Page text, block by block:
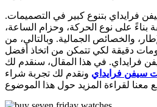
فرايداي بتنوع كبير في التصميمات.
بناءً على نوع الحركة، وحزام الساعة،
والخصائص الجمالية. وبالتالي، من
دقيقة لكي تتمكن من اتخاذ أفضل
فرايداي. في هذا المقال، سنقدم لك
سيفن فرايداي ونقدم لك تجربة شراء